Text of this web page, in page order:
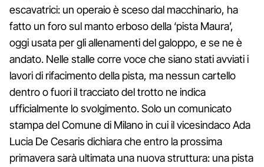
escavatrici: un operaio è sceso dal macchinario, ha
fatto un foro sul manto erboso della ‘pista Maura’,
oggi usata per gli allenamenti del galoppo, e se ne è
andato. Nelle stalle corre voce che siano stati avviati i
lavori di rifacimento della pista, ma nessun cartello
dentro o fuori il tracciato del trotto ne indica
ufficialmente lo svolgimento. Solo un comunicato
stampa del Comune di Milano in cui il vicesindaco Ada
Lucia De Cesaris dichiara che entro la prossima
primavera sarà ultimata una nuova struttura: una pista